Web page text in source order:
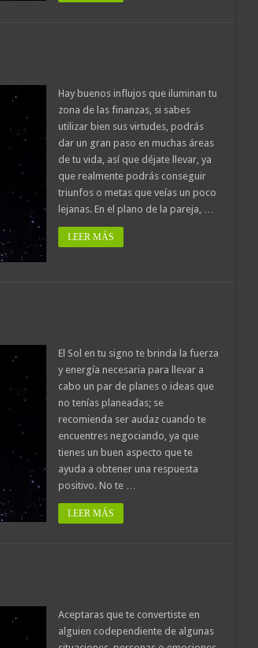
Hay buenos influjos que iluminan tu
zona de las finanzas, si sabes
utilizar bien sus virtudes, podrás
dar un gran paso en muchas áreas
de tu vida, así que déjate llevar, ya
que realmente podrás conseguir
triunfos o metas que veías un poco
lejanas. En el plano de la pareja, …
LEER MÁS
El Sol en tu signo te brinda la fuerza
y energía necesaria para llevar a
cabo un par de planes o ideas que
no tenías planeadas; se
recomienda ser audaz cuando te
encuentres negociando, ya que
tienes un buen aspecto que te
ayuda a obtener una respuesta
positivo. No te …
LEER MÁS
Aceptaras que te convertiste en
alguien codependiente de algunas